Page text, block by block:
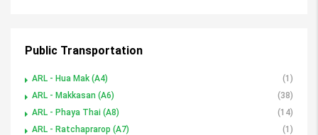
Public Transportation
ARL - Hua Mak (A4)
(1)
ARL - Makkasan (A6)
(38)
ARL - Phaya Thai (A8)
(14)
ARL - Ratchaprarop (A7)
(1)